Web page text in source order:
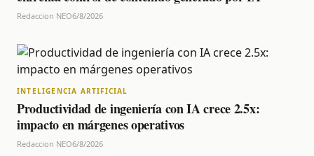
Redaccion NEO6/8/2026
INTELIGENCIA ARTIFICIAL
Productividad de ingeniería con IA crece 2.5x:
impacto en márgenes operativos
Redaccion NEO6/8/2026